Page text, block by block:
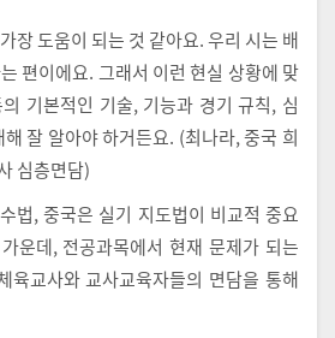
장 도움이 되는 것 같아요. 우리 시는 배
편이에요. 그래서 이런 현실 상황에 맞
기본적인 기술, 기능과 경기 규칙, 심
잘 알아야 하거든요. (최나라, 중국 희
심층면담)
법, 중국은 실기 지도법이 비교적 중요
운데, 전공과목에서 현재 문제가 되는
육교사와 교사교육자들의 면담을 통해